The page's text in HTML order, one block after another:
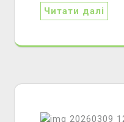
Читати далі